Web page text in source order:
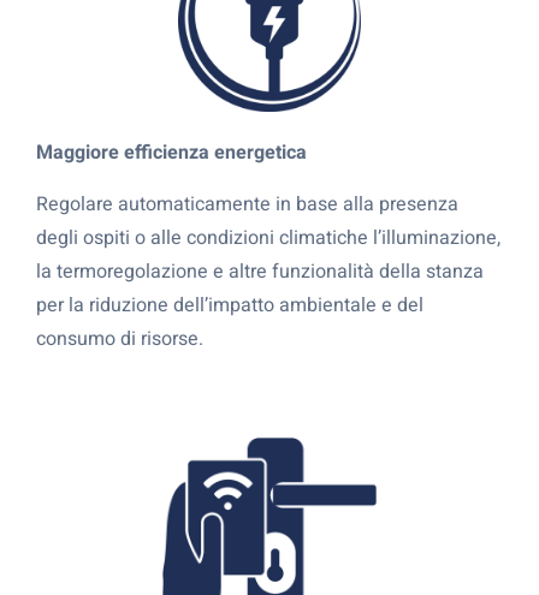
Maggiore efficienza energetica
Regolare automaticamente in base alla presenza
degli ospiti o alle condizioni climatiche l’illuminazione,
la termoregolazione e altre funzionalità della stanza
per la riduzione dell’impatto ambientale e del
consumo di risorse.